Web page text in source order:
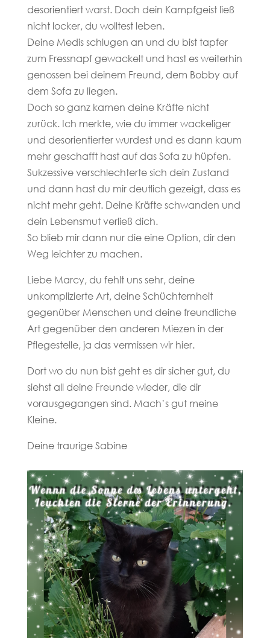
desorientiert warst. Doch dein Kampfgeist ließ
nicht locker, du wolltest leben.
Deine Medis schlugen an und du bist tapfer
zum Fressnapf gewackelt und hast es weiterhin
genossen bei deinem Freund, dem Bobby auf
dem Sofa zu liegen.
Doch so ganz kamen deine Kräfte nicht
zurück. Ich merkte, wie du immer wackeliger
und desorientierter wurdest und es dann kaum
mehr geschafft hast auf das Sofa zu hüpfen.
Sukzessive verschlechterte sich dein Zustand
und dann hast du mir deutlich gezeigt, dass es
nicht mehr geht. Deine Kräfte schwanden und
dein Lebensmut verließ dich.
So blieb mir dann nur die eine Option, dir den
Weg leichter zu machen.
Liebe Marcy, du fehlt uns sehr, deine
unkomplizierte Art, deine Schüchternheit
gegenüber Menschen und deine freundliche
Art gegenüber den anderen Miezen in der
Pflegestelle, ja das vermissen wir hier.
Dort wo du nun bist geht es dir sicher gut, du
siehst all deine Freunde wieder, die dir
vorausgegangen sind. Mach’s gut meine
Kleine.
Deine traurige Sabine